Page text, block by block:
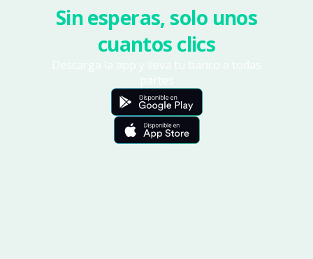
Sin esperas, solo unos
cuantos clics